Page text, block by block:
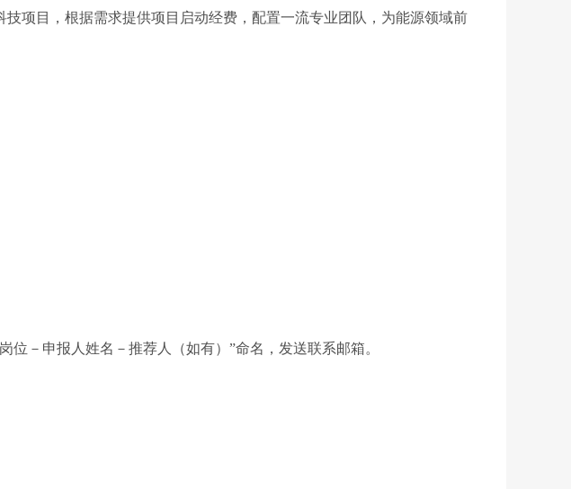
项目，根据需求提供项目启动经费，配置一流专业团队，为能源领域前
位－申报人姓名－推荐人（如有）”命名，发送联系邮箱。